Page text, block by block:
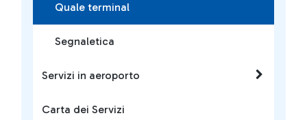
Quale terminal
Segnaletica
Servizi in aeroporto
Carta dei Servizi